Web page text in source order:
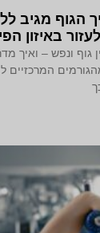
הגוף מגיב
באיזון
ונפש – ואיך
המרכזיים